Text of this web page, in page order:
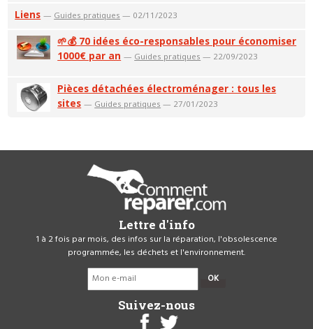
Liens — Guides pratiques — 02/11/2023
🌱💰 70 idées éco-responsables pour économiser
1000€ par an — Guides pratiques — 22/09/2023
Pièces détachées électroménager : tous les
sites — Guides pratiques — 27/01/2023
Lettre d'info
1 à 2 fois par mois, des infos sur la réparation, l'obsolescence
programmée, les déchets et l'environnement.
OK
Suivez-nous